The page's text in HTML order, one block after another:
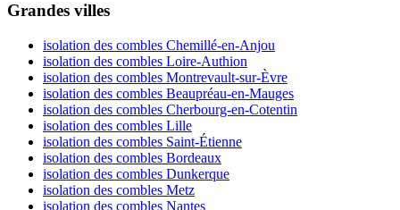
Grandes villes
isolation des combles Chemillé-en-Anjou
isolation des combles Loire-Authion
isolation des combles Montrevault-sur-Èvre
isolation des combles Beaupréau-en-Mauges
isolation des combles Cherbourg-en-Cotentin
isolation des combles Lille
isolation des combles Saint-Étienne
isolation des combles Bordeaux
isolation des combles Dunkerque
isolation des combles Metz
isolation des combles Nantes